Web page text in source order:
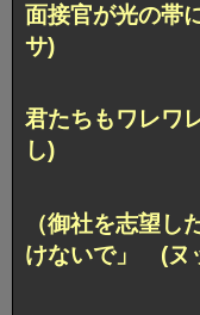
面接官が光の帯
サ)
君たちもワレワ
し)
（御社を志望し
けないで」 (ヌ